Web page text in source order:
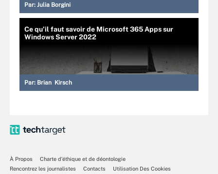
Par: Julia Borgini
Ce qu’il faut savoir de Microsoft 365 Apps sur
Windows Server 2022
Par: Brian Kirsch
À Propos
Charte d’éthique et de déontologie
Rencontrez les journalistes
Contacts
Utilisation Des Cookies